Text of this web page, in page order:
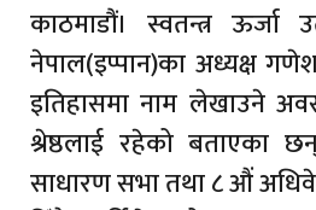
काठमाडौं। स्वतन्त्र ऊर्जा
नेपाल(इप्पान)का अध्यक्ष गणेश
इतिहासमा नाम लेखाउने
श्रेष्ठलाई रहेको बताएका
साधारण सभा तथा ८ ‌औं